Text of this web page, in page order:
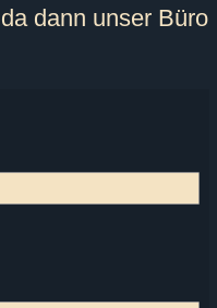
dann unser Büro